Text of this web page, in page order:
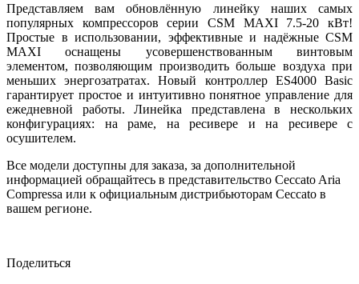
Представляем вам обновлённую линейку наших самых
популярных компрессоров серии CSM MAXI 7.5-20 кВт!
Простые в использовании, эффективные и надёжные CSM
MAXI оснащены усовершенствованным винтовым
элементом, позволяющим производить больше воздуха при
меньших энергозатратах. Новый контроллер ES4000 Basic
гарантирует простое и интуитивно понятное управление для
ежедневной работы. Линейка представлена в нескольких
конфигурациях: на раме, на ресивере и на ресивере с
осушителем.
Все модели доступны для заказа, за дополнительной
информацией обращайтесь в представительство Ceccato Aria
Compressa или к официальным дистрибьюторам Ceccato в
вашем регионе.
Поделиться